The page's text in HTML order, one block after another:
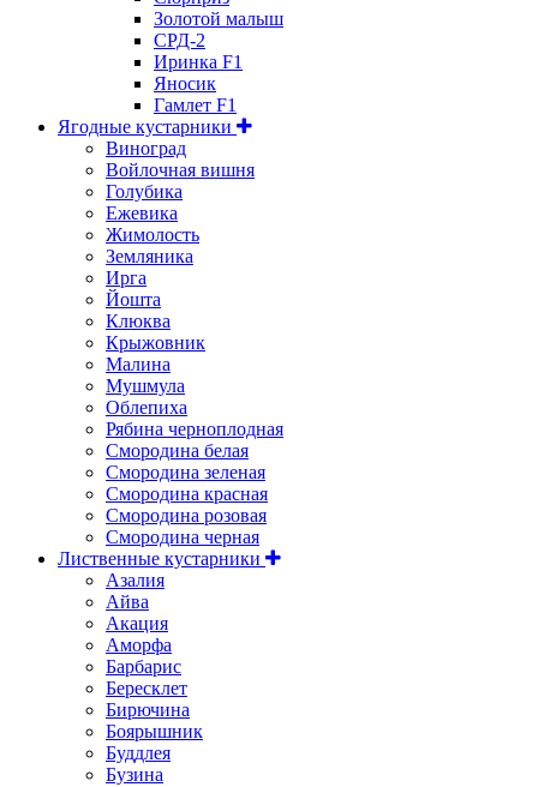
Золотой малыш
СРД-2
Иринка F1
Яносик
Гамлет F1
Ягодные кустарники
Виноград
Войлочная вишня
Голубика
Ежевика
Жимолость
Земляника
Ирга
Йошта
Клюква
Крыжовник
Малина
Мушмула
Облепиха
Рябина черноплодная
Смородина белая
Смородина зеленая
Смородина красная
Смородина розовая
Смородина черная
Лиственные кустарники
Азалия
Айва
Акация
Аморфа
Барбарис
Бересклет
Бирючина
Боярышник
Буддлея
Бузина